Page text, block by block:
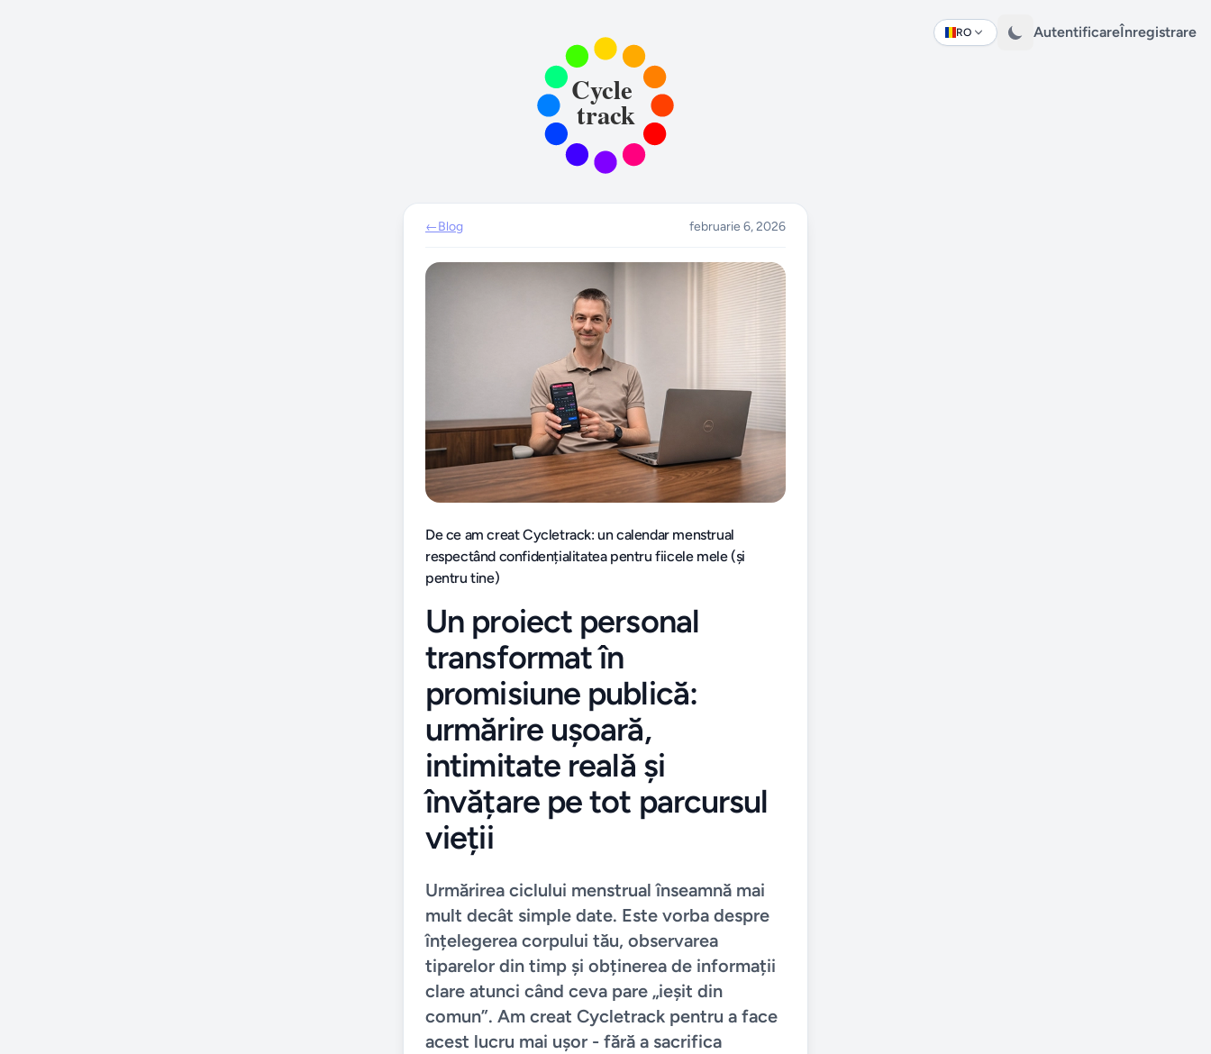
RO
Change language AutentificareÎnregistrare
←Blog februarie 6, 2026
De ce am creat Cycletrack: un calendar menstrual
respectând confidențialitatea pentru fiicele mele (și
pentru tine)
Un proiect personal
transformat în
promisiune publică:
urmărire ușoară,
intimitate reală și
învățare pe tot parcursul
vieții
Urmărirea ciclului menstrual înseamnă mai
mult decât simple date. Este vorba despre
înțelegerea corpului tău, observarea
tiparelor din timp și obținerea de informații
clare atunci când ceva pare „ieșit din
comun”. Am creat Cycletrack pentru a face
acest lucru mai ușor - fără a sacrifica